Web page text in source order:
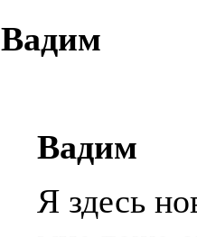
Вадим
Вадим
Я здесь